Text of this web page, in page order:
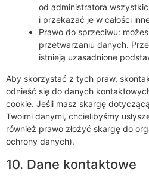
od administratora
i przekazać je w całości
Prawo do sprzeciwu:
przetwarzaniu danych.
istnieją uzasadnione
Aby skorzystać z tych praw,
odnieść się do danych
cookie. Jeśli masz skargę
Twoimi danymi, chcielibyśmy
również prawo złożyć skargę do
ochrony danych).
10. Dane kontaktowe